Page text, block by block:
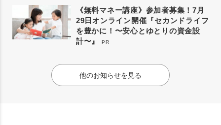
《無料マネー講座》参加者募集！7月
29日オンライン開催『セカンドライフ
を豊かに！〜安心とゆとりの資金設
計〜』
PR
他のお知らせを見る